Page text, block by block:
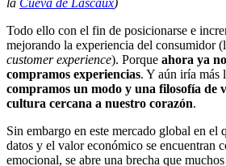
la Cueva de Lascaux)
Todo ello con el fin de posicionarse e
mejorando la experiencia del consumidor
customer experience). Porque ahora ya
compramos experiencias. Y aún iría más
compramos un modo y una filosofía de
cultura cercana a nuestro corazón.
Sin embargo en este mercado global en el
datos y el valor económico se encuentran
emocional, se abre una brecha que